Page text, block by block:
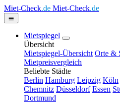
Miet-Check.de Miet-Check.de
Mietspiegel
Übersicht
Mietspiegel-Übersicht Orte &
Mietpreisvergleich
Beliebte Städte
Berlin Hamburg Leipzig Köln
Chemnitz Düsseldorf Essen
Dortmund